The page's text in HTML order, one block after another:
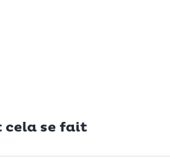
cela se fait